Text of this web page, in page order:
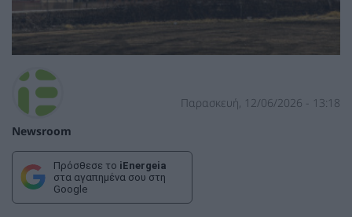
Newsroom
Παρασκευή, 12/06/2026 - 13:18
Πρόσθεσε το iEnergeia
στα αγαπημένα σου στη
Google